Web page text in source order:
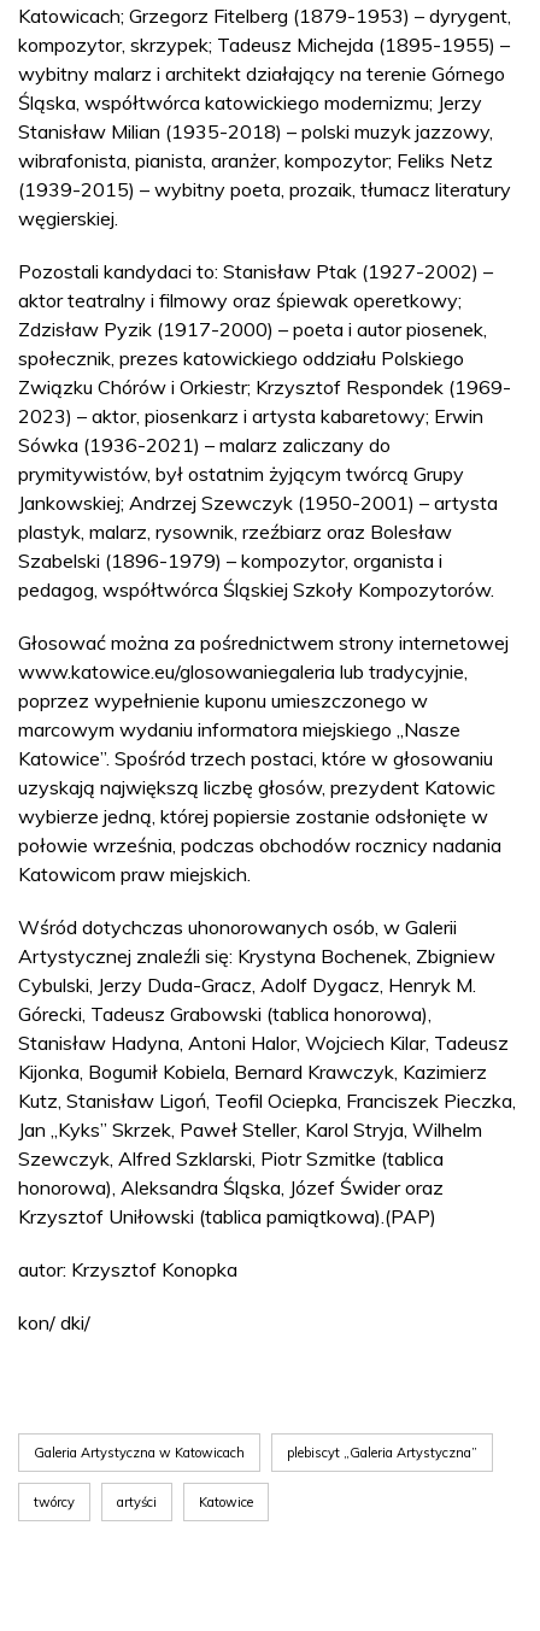
Katowicach; Grzegorz Fitelberg (1879-1953) – dyrygent,
kompozytor, skrzypek; Tadeusz Michejda (1895-1955) –
wybitny malarz i architekt działający na terenie Górnego
Śląska, współtwórca katowickiego modernizmu; Jerzy
Stanisław Milian (1935-2018) – polski muzyk jazzowy,
wibrafonista, pianista, aranżer, kompozytor; Feliks Netz
(1939-2015) – wybitny poeta, prozaik, tłumacz literatury
węgierskiej.
Pozostali kandydaci to: Stanisław Ptak (1927-2002) –
aktor teatralny i filmowy oraz śpiewak operetkowy;
Zdzisław Pyzik (1917-2000) – poeta i autor piosenek,
społecznik, prezes katowickiego oddziału Polskiego
Związku Chórów i Orkiestr; Krzysztof Respondek (1969-
2023) – aktor, piosenkarz i artysta kabaretowy; Erwin
Sówka (1936-2021) – malarz zaliczany do
prymitywistów, był ostatnim żyjącym twórcą Grupy
Jankowskiej; Andrzej Szewczyk (1950-2001) – artysta
plastyk, malarz, rysownik, rzeźbiarz oraz Bolesław
Szabelski (1896-1979) – kompozytor, organista i
pedagog, współtwórca Śląskiej Szkoły Kompozytorów.
Głosować można za pośrednictwem strony internetowej
www.katowice.eu/glosowaniegaleria lub tradycyjnie,
poprzez wypełnienie kuponu umieszczonego w
marcowym wydaniu informatora miejskiego „Nasze
Katowice”. Spośród trzech postaci, które w głosowaniu
uzyskają największą liczbę głosów, prezydent Katowic
wybierze jedną, której popiersie zostanie odsłonięte w
połowie września, podczas obchodów rocznicy nadania
Katowicom praw miejskich.
Wśród dotychczas uhonorowanych osób, w Galerii
Artystycznej znaleźli się: Krystyna Bochenek, Zbigniew
Cybulski, Jerzy Duda-Gracz, Adolf Dygacz, Henryk M.
Górecki, Tadeusz Grabowski (tablica honorowa),
Stanisław Hadyna, Antoni Halor, Wojciech Kilar, Tadeusz
Kijonka, Bogumił Kobiela, Bernard Krawczyk, Kazimierz
Kutz, Stanisław Ligoń, Teofil Ociepka, Franciszek Pieczka,
Jan „Kyks” Skrzek, Paweł Steller, Karol Stryja, Wilhelm
Szewczyk, Alfred Szklarski, Piotr Szmitke (tablica
honorowa), Aleksandra Śląska, Józef Świder oraz
Krzysztof Uniłowski (tablica pamiątkowa).(PAP)
autor: Krzysztof Konopka
kon/ dki/
Galeria Artystyczna w Katowicach plebiscyt „Galeria Artystyczna”
twórcy artyści Katowice